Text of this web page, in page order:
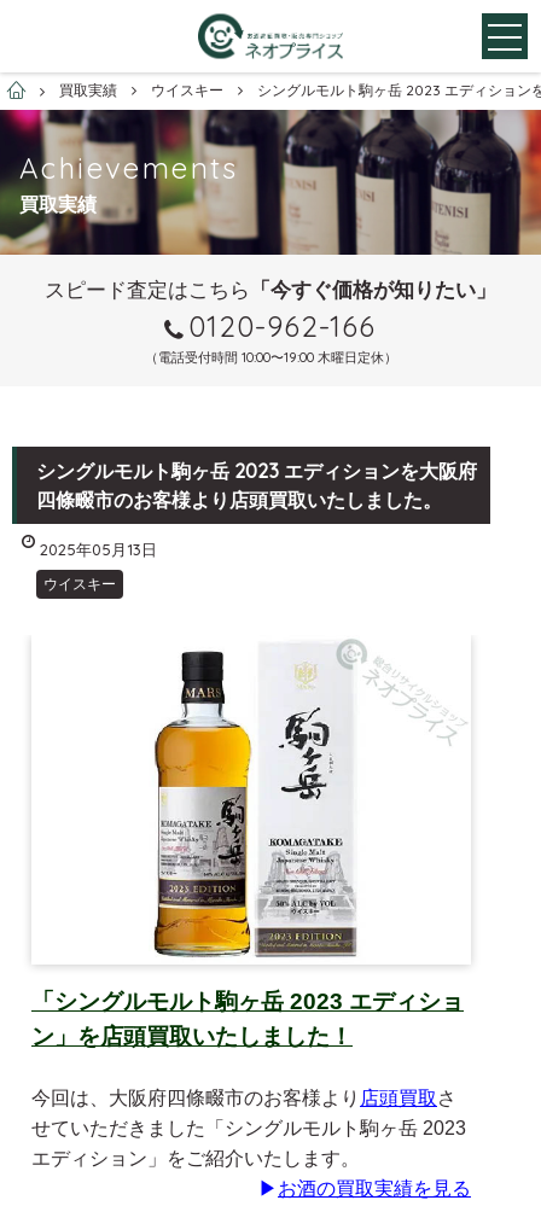
お酒買取専門店ネオプライス
買取実績 ウイスキー シングルモルト駒ヶ岳 2023 エディション
Achievements
買取実績
スピード査定はこちら 「今すぐ価格が知りたい」
0120-962-166
（電話受付時間 10:00〜19:00 木曜日定休）
シングルモルト駒ヶ岳 2023 エディションを大阪府
四條畷市のお客様より店頭買取いたしました。
2025年05月13日
ウイスキー
「シングルモルト駒ヶ岳 2023 エディショ
ン」を店頭買取いたしました！
今回は、大阪府四條畷市のお客様より 店頭買取 さ
せていただきました「シングルモルト駒ヶ岳 2023
エディション」をご紹介いたします。
▶ お酒の買取実績を見る